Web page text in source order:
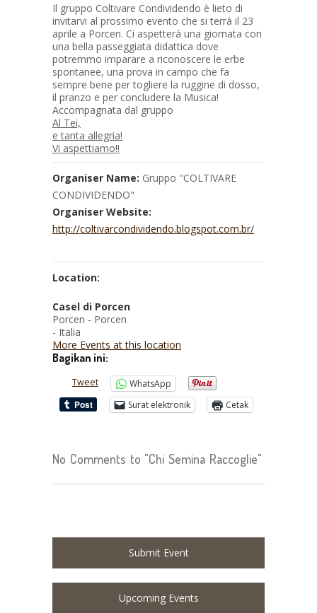
Il gruppo Coltivare Condividendo è lieto di
invitarvi al prossimo evento che si terrà il 23
aprile a Porcen. Ci aspetterà una giornata con
una bella passeggiata didattica dove
potremmo imparare a riconoscere le erbe
spontanee, una prova in campo che fa
sempre bene per togliere la ruggine di dosso,
il pranzo e per concludere la Musica!
Accompagnata dal gruppo
Al Tei,
e tanta allegria!
Vi aspettiamo!!
Organiser Name: Gruppo "COLTIVARE
CONDIVIDENDO"
Organiser Website:
http://coltivarcondividendo.blogspot.com.br/
Location:
Casel di Porcen
Porcen - Porcen
- Italia
More Events at this location
Bagikan ini:
Tweet
WhatsApp
Surat elektronik
Cetak
No Comments to "Chi Semina Raccoglie"
Submit Event
Upcoming Events